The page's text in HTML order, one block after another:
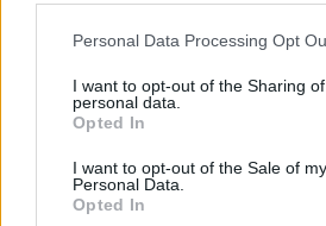
Personal Data Processing Opt
I want to opt-out of the Sharing
personal data.
Opted In
I want to opt-out of the Sale of my
Personal Data.
Opted In
Θεραπεία
Η θεραπεία της μεσογειακής
μείζονα θαλασσαιμία
μεταγγίσεις